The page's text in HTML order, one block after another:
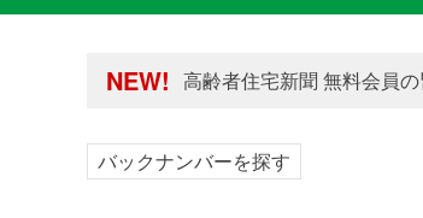
NEW! 高齢者住宅新聞 無料会員
高齢者住宅新聞 無料会員
バックナンバーを探す